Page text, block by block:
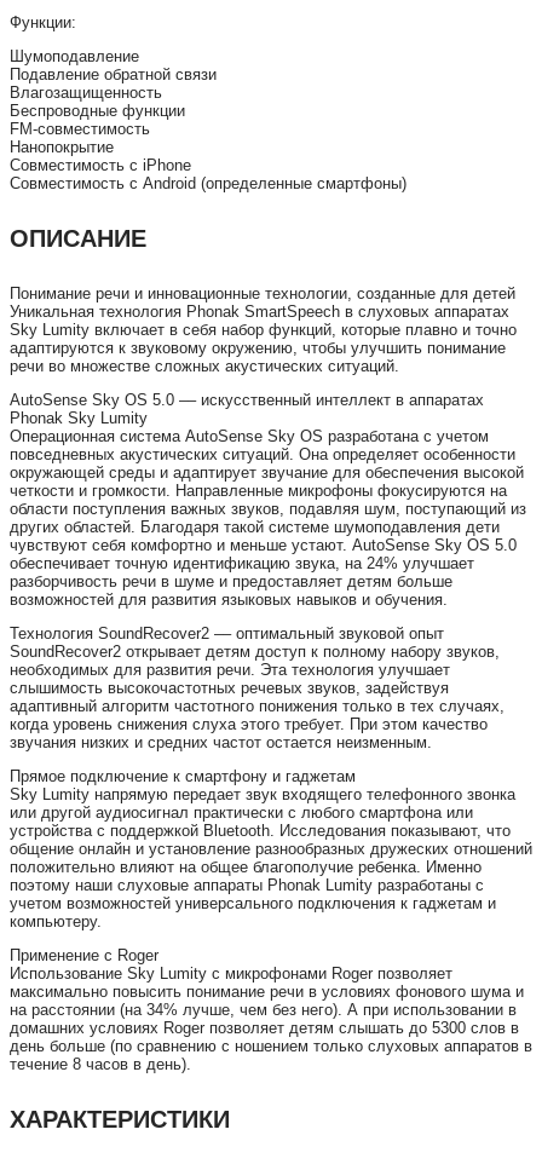
Функции:
Шумоподавление
Подавление обратной связи
Влагозащищенность
Беспроводные функции
FM-совместимость
Нанопокрытие
Совместимость с iPhone
Совместимость с Android (определенные смартфоны)
ОПИСАНИЕ
Понимание речи и инновационные технологии, созданные для детей
Уникальная технология Phonak SmartSpeech в слуховых аппаратах
Sky Lumity включает в себя набор функций, которые плавно и точно
адаптируются к звуковому окружению, чтобы улучшить понимание
речи во множестве сложных акустических ситуаций.
AutoSense Sky OS 5.0 –– искусственный интеллект в аппаратах
Phonak Sky Lumity
Операционная система AutoSense Sky OS разработана с учетом
повседневных акустических ситуаций. Она определяет особенности
окружающей среды и адаптирует звучание для обеспечения высокой
четкости и громкости. Направленные микрофоны фокусируются на
области поступления важных звуков, подавляя шум, поступающий из
других областей. Благодаря такой системе шумоподавления дети
чувствуют себя комфортно и меньше устают. AutoSense Sky OS 5.0
обеспечивает точную идентификацию звука, на 24% улучшает
разборчивость речи в шуме и предоставляет детям больше
возможностей для развития языковых навыков и обучения.
Технология SoundRecover2 –– оптимальный звуковой опыт
SoundRecover2 открывает детям доступ к полному набору звуков,
необходимых для развития речи. Эта технология улучшает
слышимость высокочастотных речевых звуков, задействуя
адаптивный алгоритм частотного понижения только в тех случаях,
когда уровень снижения слуха этого требует. При этом качество
звучания низких и средних частот остается неизменным.
Прямое подключение к смартфону и гаджетам
Sky Lumity напрямую передает звук входящего телефонного звонка
или другой аудиосигнал практически с любого смартфона или
устройства с поддержкой Bluetooth. Исследования показывают, что
общение онлайн и установление разнообразных дружеских отношений
положительно влияют на общее благополучие ребенка. Именно
поэтому наши слуховые аппараты Phonak Lumity разработаны с
учетом возможностей универсального подключения к гаджетам и
компьютеру.
Применение с Roger
Использование Sky Lumity с микрофонами Roger позволяет
максимально повысить понимание речи в условиях фонового шума и
на расстоянии (на 34% лучше, чем без него). А при использовании в
домашних условиях Roger позволяет детям слышать до 5300 слов в
день больше (по сравнению с ношением только слуховых аппаратов в
течение 8 часов в день).
ХАРАКТЕРИСТИКИ